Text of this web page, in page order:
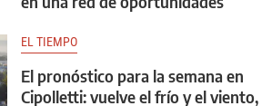
EL TIEMPO
El pronóstico para la semana en
Cipolletti: vuelve el frío y el viento,